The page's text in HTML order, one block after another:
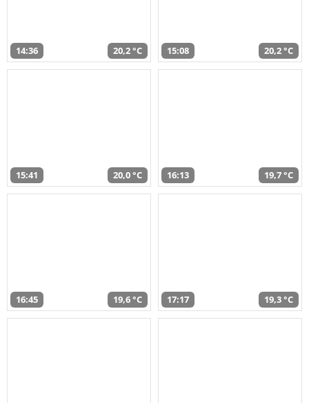
14:36 20,2 °C 15:08 20,2 °C
15:41 20,0 °C 16:13 19,7 °C
16:45 19,6 °C 17:17 19,3 °C